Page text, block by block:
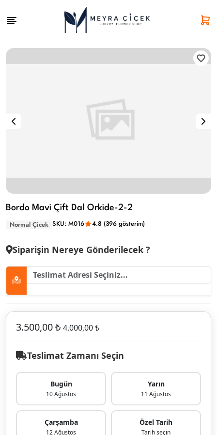
Bordo Mavi Çift Dal Orkide-2-2
Normal Çicek SKU: M016 4.8 (396 gösterim)
Siparişin Nereye Gönderilecek ?
3.500,00 ₺ 4.000,00 ₺
Teslimat Zamanı Seçin
Bugün
10 Ağustos
Yarın
11 Ağustos
Çarşamba
12 Ağustos
Özel Tarih
Tarih seçin